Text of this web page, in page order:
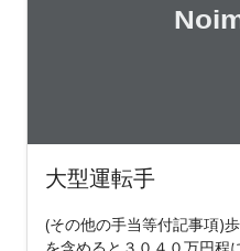
大型運転手
(その他の手当等付記事項)